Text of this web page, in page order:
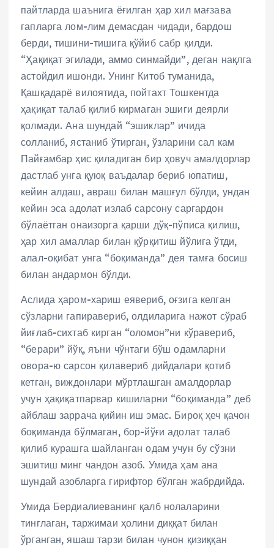
пайтларда шаънига ёғилган ҳар хил мағзава
гапларга лом-лим демасдан чидади, бардош
берди, тишини-тишига қўйиб сабр қилди.
“Ҳақиқат эгилади, аммо синмайди”, деган нақлга
астойдил ишонди. Унинг Китоб туманида,
Қашқадарё вилоятида, пойтахт Тошкентда
ҳақиқат талаб қилиб кирмаган эшиги деярли
қолмади. Ана шундай “эшиклар” ичида
солланиб, ястаниб ўтирган, ўзларини сал кам
Пайғамбар ҳис қиладиган бир ҳовуч амалдорлар
дастлаб унга қуюқ ваъдалар бериб юпатиш,
кейин алдаш, авраш билан машғул бўлди, ундан
кейин эса адолат излаб сарсону саргардон
бўлаётган онаизорга қарши дўқ-пўписа қилиш,
ҳар хил амаллар билан қўрқитиш йўлига ўтди,
алал-оқибат унга “боқиманда” дея тамға босиш
билан андармон бўлди.
Аслида ҳаром-хариш еявериб, оғзига келган
сўзларни гапиравериб, олдиларига нажот сўраб
йиғлаб-сихтаб кирган “оломон”ни кўравериб,
“берари” йўқ, яъни чўнтаги бўш одамларни
овора-ю сарсон қилавериб дийдалари қотиб
кетган, виждонлари мўртлашган амалдорлар
учун ҳақиқатпарвар кишиларни “боқиманда” деб
айблаш заррача қийин иш эмас. Бироқ ҳеч қачон
боқиманда бўлмаган, бор-йўғи адолат талаб
қилиб курашга шайланган одам учун бу сўзни
эшитиш минг чандон азоб. Умида ҳам ана
шундай азобларга гирифтор бўлган жабрдийда.
Умида Бердиалиеванинг қалб нолаларини
тинглаган, таржимаи ҳолини диққат билан
ўрганган, яшаш тарзи билан чунон қизиққан